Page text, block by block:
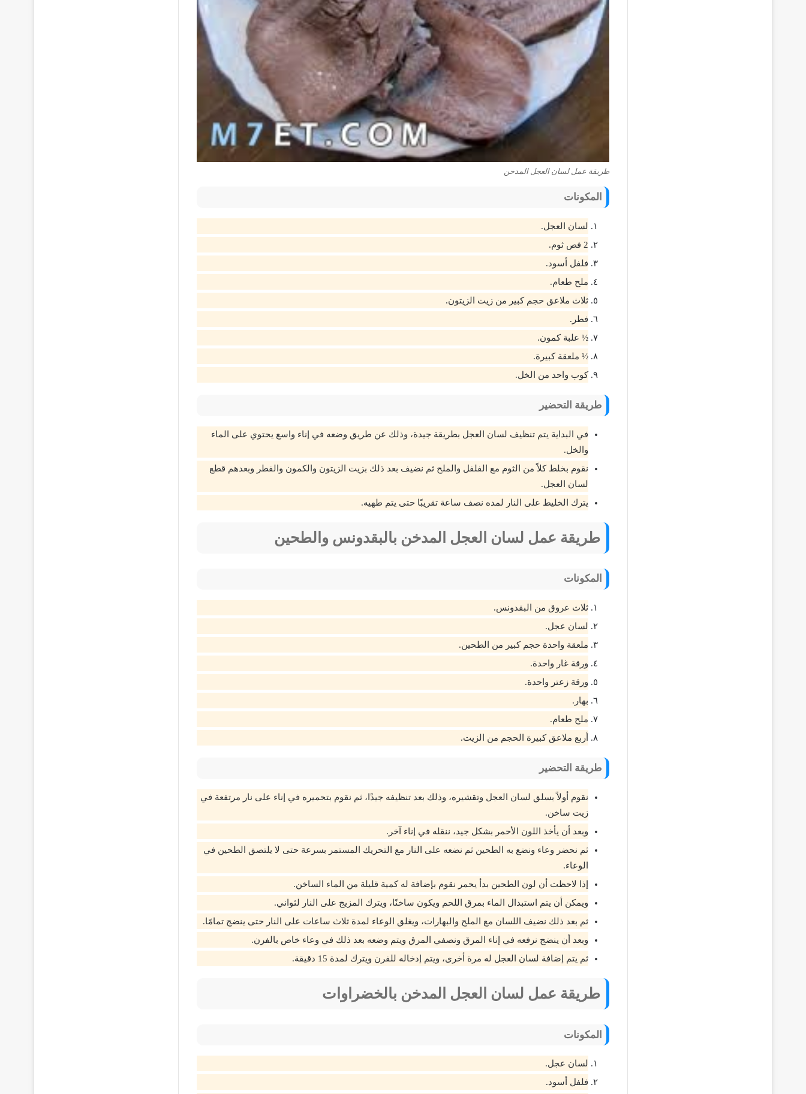
طريقة عمل لسان العجل المدخن
المكونات
لسان العجل.
2 فص ثوم.
فلفل أسود.
ملح طعام.
ثلاث ملاعق حجم كبير من زيت الزيتون.
فطر.
½ علبة كمون.
½ ملعقة كبيرة.
كوب واحد من الخل.
طريقة التحضير
في البداية يتم تنظيف لسان العجل بطريقة جيدة، وذلك عن طريق وضعه في إناء واسع يحتوي على الماء
والخل.
نقوم بخلط كلاً من الثوم مع الفلفل والملح ثم نضيف بعد ذلك بزيت الزيتون والكمون والفطر وبعدهم قطع
لسان العجل.
يترك الخليط على النار لمده نصف ساعة تقريبًا حتى يتم طهيه.
طريقة عمل لسان العجل المدخن بالبقدونس والطحين
المكونات
ثلاث عروق من البقدونس.
لسان عجل.
ملعقة واحدة حجم كبير من الطحين.
ورقة غار واحدة.
ورقة زعتر واحدة.
بهار.
ملح طعام.
أربع ملاعق كبيرة الحجم من الزيت.
طريقة التحضير
نقوم أولاً بسلق لسان العجل وتقشيره، وذلك بعد تنظيفه جيدًا، ثم نقوم بتحميره في إناء على نار مرتفعة في
زيت ساخن.
وبعد أن يأخذ اللون الأحمر بشكل جيد، ننقله في إناء آخر.
ثم نحضر وعاء ونضع به الطحين ثم نضعه على النار مع التحريك المستمر بسرعة حتى لا يلتصق الطحين في
الوعاء.
إذا لاحظت أن لون الطحين بدأ يحمر نقوم بإضافة له كمية قليلة من الماء الساخن.
ويمكن أن يتم استبدال الماء بمرق اللحم ويكون ساخنًا، ويترك المزيج على النار لثواني.
ثم بعد ذلك نضيف اللسان مع الملح والبهارات، ويغلق الوعاء لمدة ثلاث ساعات على النار حتى ينضج تمامًا.
وبعد أن ينضج نرفعه في إناء المرق ونصفي المرق ويتم وضعه بعد ذلك في وعاء خاص بالفرن.
ثم يتم إضافة لسان العجل له مرة أخرى، ويتم إدخاله للفرن ويترك لمدة 15 دقيقة.
طريقة عمل لسان العجل المدخن بالخضراوات
المكونات
لسان عجل.
فلفل أسود.